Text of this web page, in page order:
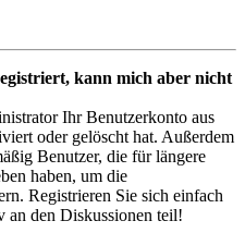
kann mich aber nicht
Ihr Benutzerkonto aus
oder gelöscht hat. Außerdem
Benutzer, die für längere
haben, um die
Registrieren Sie sich einfach
an den Diskussionen teil!